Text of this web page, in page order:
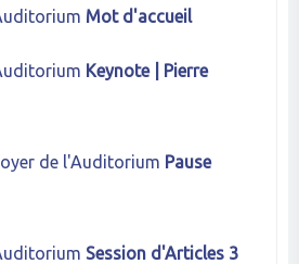
Mot d'accueil
Keynote | Pierre
de l'Auditorium Pause
Session d'Articles 3